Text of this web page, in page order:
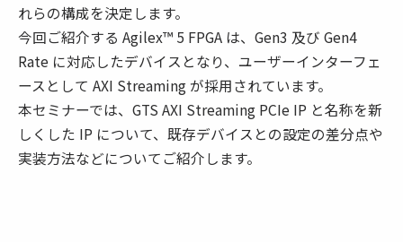
れらの構成を決定します。
今回ご紹介する Agilex™ 5 FPGA は、Gen3 及び Gen4
Rate に対応したデバイスとなり、ユーザーインターフェ
ースとして AXI Streaming が採用されています。
本セミナーでは、GTS AXI Streaming PCIe IP と名称を新
しくした IP について、既存デバイスとの設定の差分点や
実装方法などについてご紹介します。